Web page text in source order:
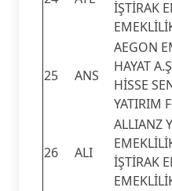
İŞTİRAK
25 ANS
AEGON
HAYAT
HİSSE
YATIRIM
26 ALI
ALLIANZ
İŞTİRAK